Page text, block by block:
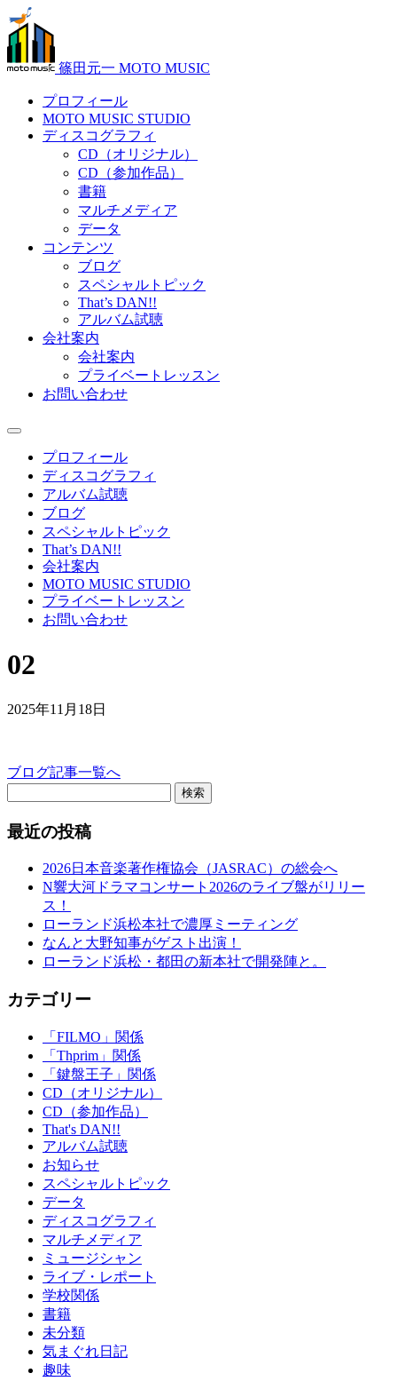
篠田元一 MOTO MUSIC
プロフィール
MOTO MUSIC STUDIO
ディスコグラフィ
CD（オリジナル）
CD（参加作品）
書籍
マルチメディア
データ
コンテンツ
ブログ
スペシャルトピック
That’s DAN!!
アルバム試聴
会社案内
会社案内
プライベートレッスン
お問い合わせ
プロフィール
ディスコグラフィ
アルバム試聴
ブログ
スペシャルトピック
That’s DAN!!
会社案内
MOTO MUSIC STUDIO
プライベートレッスン
お問い合わせ
02
2025年11月18日
ブログ記事一覧へ
検索
最近の投稿
2026日本音楽著作権協会（JASRAC）の総会へ
N響大河ドラマコンサート2026のライブ盤がリリー
ス！
ローランド浜松本社で濃厚ミーティング
なんと大野知事がゲスト出演！
ローランド浜松・都田の新本社で開発陣と。
カテゴリー
「FILMO」関係
「Thprim」関係
「鍵盤王子」関係
CD（オリジナル）
CD（参加作品）
That's DAN!!
アルバム試聴
お知らせ
スペシャルトピック
データ
ディスコグラフィ
マルチメディア
ミュージシャン
ライブ・レポート
学校関係
書籍
未分類
気まぐれ日記
趣味